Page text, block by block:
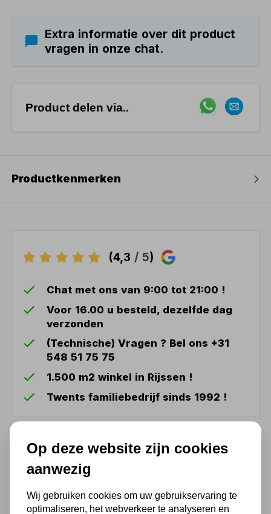
Extra informatie over dit product
vragen in onze chat.
Product delen via..
Productkenmerken
(4,3 / 5)
Chat met ons van 9:00 tot 21:00 !
Voor 16.00 u besteld, dezelfde dag
verzonden
(Technische) Vragen ? Bel ons +31
548 51 75 75
1.500 m2 winkel in Rijssen !
Twents familiebedrijf sinds 1992 !
Ook handig
Op deze website zijn cookies
aanwezig
Wij gebruiken cookies om uw gebruikservaring te
optimaliseren, het webverkeer te analyseren en